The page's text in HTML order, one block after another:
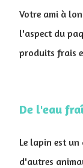
Votre ami à
l'aspect du
produits frais
De l'eau
Le lapin est
d'autres